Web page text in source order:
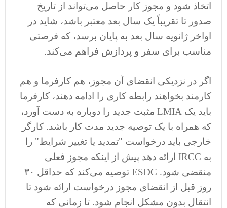
اتخاذ شود و مجوز کار حاصل می‌تواند از تاریخ
صدور تا تقریباً یک سال بعد معتبر باشد، شاید در
اواخر ژانویه سال بعد به پایان برسد، که فرصتی
مناسب برای سفر و پردازش فراهم می‌کند.
اگر در نزدیکی انقضای آن مجوز، هم کارفرما و هم
کارمند بخواهند رابطه کاری را ادامه دهند، کارفرما
باید یک LMIA مثبت جدید را دوباره به دست آورد،
که همراه با یک توصیه جدید مدت کار باشد. کارگر
خارجی باید درخواست "تمدید یا تغییر شرایط" را
به IRCC ارائه دهد پیش از اینکه مجوز فعلی
منقضی شود. ESDC توصیه می‌کند که حداقل ۳۰
روز قبل از انقضای مجوز درخواست ارائه شود تا
انتقال بدون مشکل انجام شود. تا زمانی که